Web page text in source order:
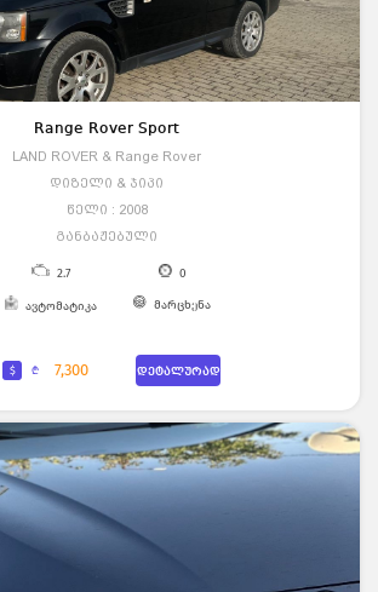
Range Rover Sport
LAND ROVER & Range Rover
დიზელი & ჯიპი
წელი : 2008
განბაჟებული
2.7 0
ავტომატიკა მარცხენა
$ ₾ 7,300 დეტალურად